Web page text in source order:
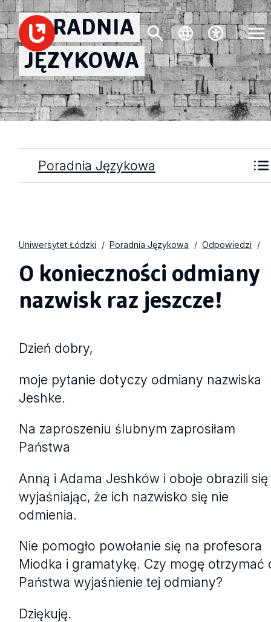
PORADNIA
JĘZYKOWA
Poradnia Językowa
Uniwersytet Łódzki Poradnia Językowa Odpowiedzi
O konieczności odmiany
nazwisk raz jeszcze!
Dzień dobry,
moje pytanie dotyczy odmiany nazwiska
Jeshke.
Na zaproszeniu ślubnym zaprosiłam
Państwa
Anną i Adama Jeshków i oboje obrazili się
wyjaśniając, że ich nazwisko się nie
odmienia.
Nie pomogło powołanie się na profesora
Miodka i gramatykę. Czy mogę otrzymać
Państwa wyjaśnienie tej odmiany?
Dziękuję.